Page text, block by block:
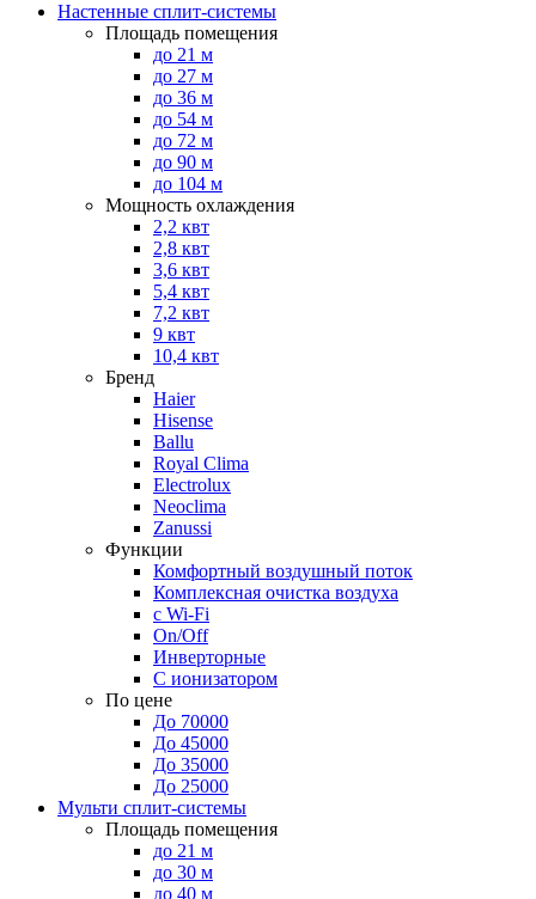
Настенные сплит-системы
Площадь помещения
до 21 м
до 27 м
до 36 м
до 54 м
до 72 м
до 90 м
до 104 м
Мощность охлаждения
2,2 квт
2,8 квт
3,6 квт
5,4 квт
7,2 квт
9 квт
10,4 квт
Бренд
Haier
Hisense
Ballu
Royal Clima
Electrolux
Neoclima
Zanussi
Функции
Комфортный воздушный поток
Комплексная очистка воздуха
с Wi-Fi
On/Off
Инверторные
С ионизатором
По цене
До 70000
До 45000
До 35000
До 25000
Мульти сплит-системы
Площадь помещения
до 21 м
до 30 м
до 40 м